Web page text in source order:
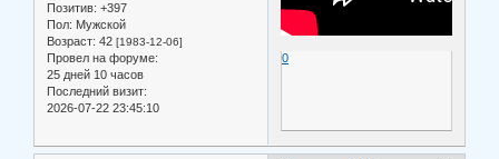
Позитив: +397
Пол: Мужской
Возраст: 42 [1983-12-06]
Провел на форуме:
25 дней 10 часов
Последний визит:
2026-07-22 23:45:10
0